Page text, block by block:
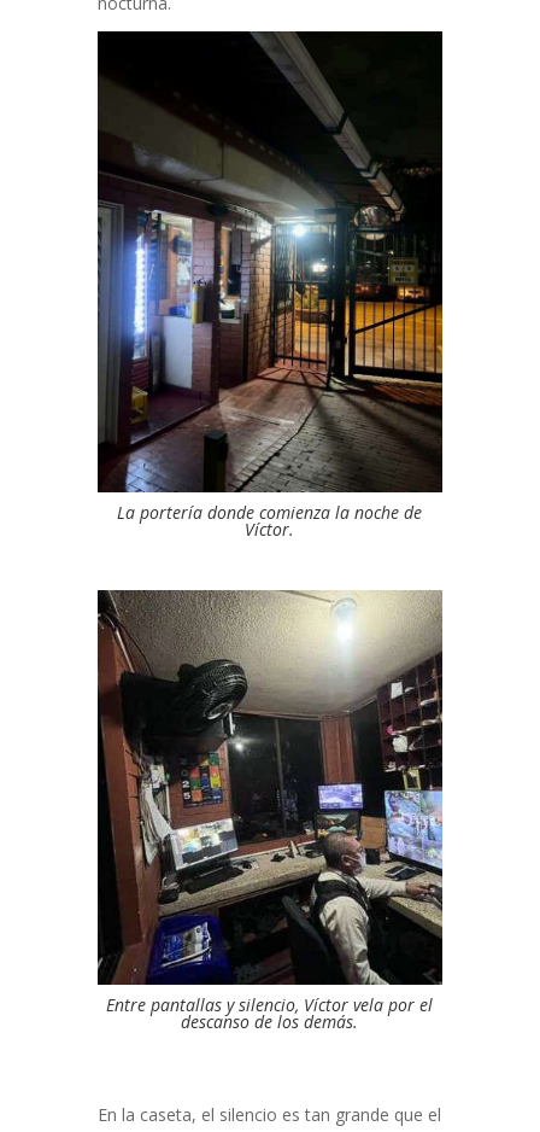
La portería donde comienza la noche de
Víctor.
Entre pantallas y silencio, Víctor vela por el
descanso de los demás.
En la caseta, el silencio es tan grande que el